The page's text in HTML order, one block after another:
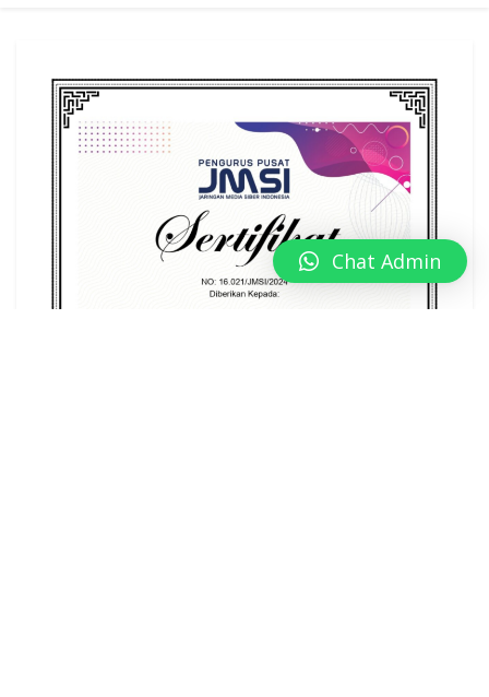
Chat Admin